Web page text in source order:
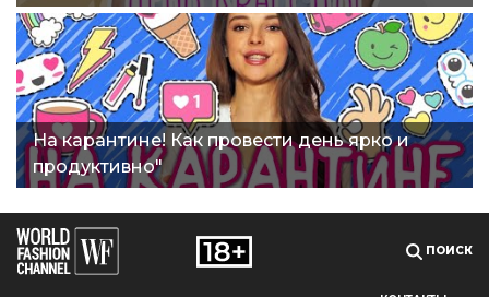
На карантине! Как провести день ярко и
продуктивно"
ПОИСК